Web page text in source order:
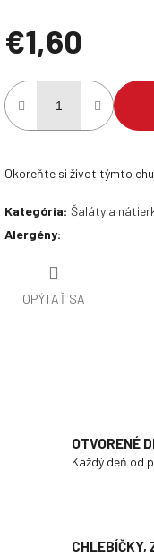
€1,60
cena:
Okoreňte si život týmto
Kategória: Šaláty a
Alergény:
OPÝTAŤ SA
OTVORENÉ
Každý deň od
CHLEBÍČKY,